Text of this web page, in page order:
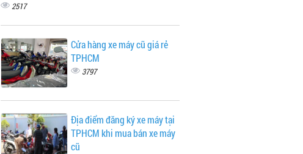
2517
Cửa hàng xe máy cũ giá rẻ
TPHCM
3797
Địa điểm đăng ký xe máy tại
TPHCM khi mua bán xe máy
cũ